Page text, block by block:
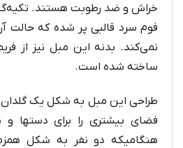
خراش و ضد رطوبت هستند.
فوم سرد قالبی پر شده‌ که حالت
نمی‌کند. بدنه این مبل نیز از
ساخته شده است.
طراحی این مبل به شکل یک
فضای بیشتری را برای دستها و
هنگامیکه دو نفر به شکل